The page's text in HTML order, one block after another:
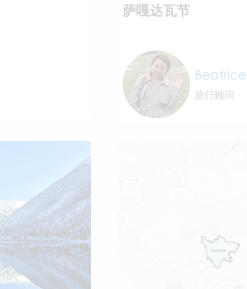
萨嘎达瓦节
Beatrice
旅行顾问